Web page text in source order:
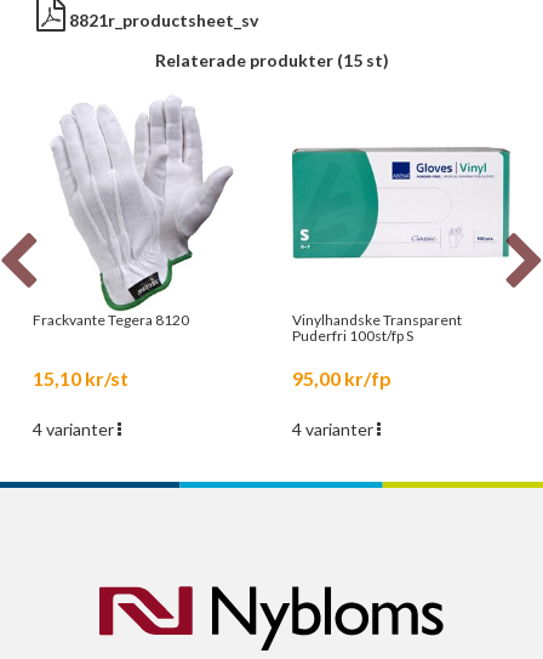
8821r_productsheet_sv
Relaterade produkter (15 st)
Frackvante Tegera 8120
15,10 kr/st
4 varianter
Vinylhandske Transparent
Puderfri 100st/fp S
95,00 kr/fp
4 varianter